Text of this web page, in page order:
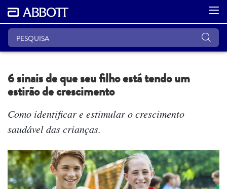
6 sinais de que seu filho está tendo um
estirão de crescimento
Como identificar e estimular o crescimento
saudável das crianças.